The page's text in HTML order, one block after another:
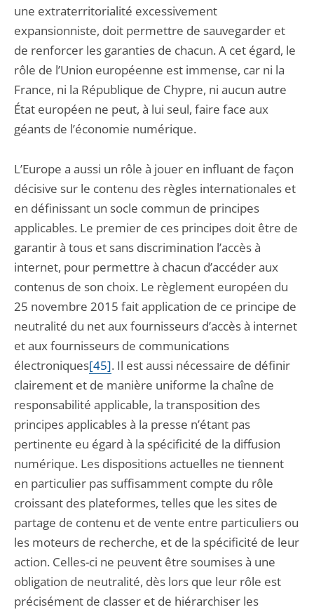
une extraterritorialité excessivement
expansionniste, doit permettre de sauvegarder et
de renforcer les garanties de chacun. A cet égard, le
rôle de l’Union européenne est immense, car ni la
France, ni la République de Chypre, ni aucun autre
État européen ne peut, à lui seul, faire face aux
géants de l’économie numérique.
L’Europe a aussi un rôle à jouer en influant de façon
décisive sur le contenu des règles internationales et
en définissant un socle commun de principes
applicables. Le premier de ces principes doit être de
garantir à tous et sans discrimination l’accès à
internet, pour permettre à chacun d’accéder aux
contenus de son choix. Le règlement européen du
25 novembre 2015 fait application de ce principe de
neutralité du net aux fournisseurs d’accès à internet
et aux fournisseurs de communications
électroniques[45]. Il est aussi nécessaire de définir
clairement et de manière uniforme la chaîne de
responsabilité applicable, la transposition des
principes applicables à la presse n’étant pas
pertinente eu égard à la spécificité de la diffusion
numérique. Les dispositions actuelles ne tiennent
en particulier pas suffisamment compte du rôle
croissant des plateformes, telles que les sites de
partage de contenu et de vente entre particuliers ou
les moteurs de recherche, et de la spécificité de leur
action. Celles-ci ne peuvent être soumises à une
obligation de neutralité, dès lors que leur rôle est
précisément de classer et de hiérarchiser les